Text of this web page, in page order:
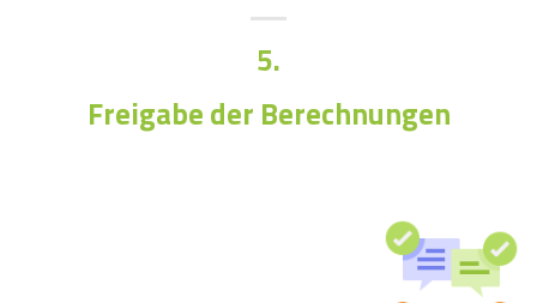
5.
Freigabe der Berechnungen